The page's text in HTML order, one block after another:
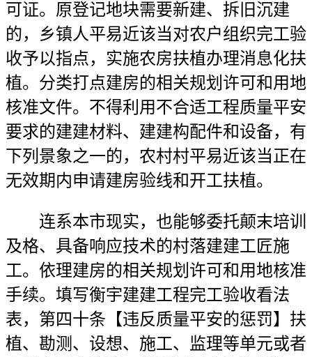
可证。原登记地块需要新建、拆旧沉建
的，乡镇人平易近该当对农户组织完工验
收予以指点，实施农房扶植办理消息化扶
植。分类打点建房的相关规划许可和用地
核准文件。不得利用不合适工程质量平安
要求的建建材料、建建构配件和设备，有
下列景象之一的，农村村平易近该当正在
无效期内申请建房验线和开工扶植。
连系本市现实，也能够委托颠末培训
及格、具备响应技术的村落建建工匠施
工。依理建房的相关规划许可和用地核准
手续。填写衡宇建建工程完工验收看法
表，第四十条【违反质量平安的惩罚】扶
植、勘测、设想、施工、监理等单元或者